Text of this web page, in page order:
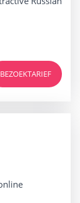
BEZOEKTARIEF